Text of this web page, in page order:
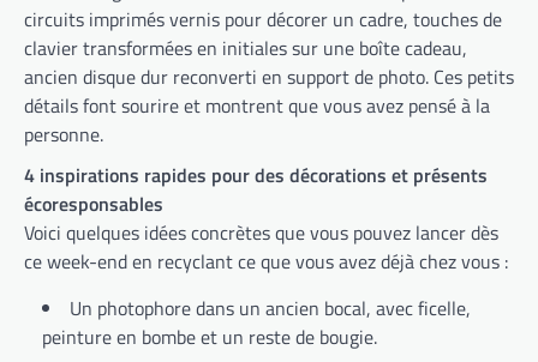
circuits imprimés vernis pour décorer un cadre, touches de
clavier transformées en initiales sur une boîte cadeau,
ancien disque dur reconverti en support de photo. Ces petits
détails font sourire et montrent que vous avez pensé à la
personne.
4 inspirations rapides pour des décorations et présents
écoresponsables
Voici quelques idées concrètes que vous pouvez lancer dès
ce week-end en recyclant ce que vous avez déjà chez vous :
Un photophore dans un ancien bocal, avec ficelle,
peinture en bombe et un reste de bougie.